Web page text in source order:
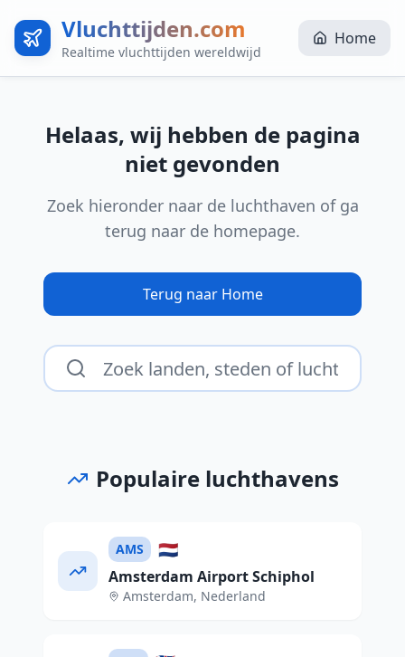
Vluchttijden.com
Realtime vluchttijden wereldwijd
Home
Helaas, wij hebben de pagina
niet gevonden
Zoek hieronder naar de luchthaven of ga
terug naar de homepage.
Terug naar Home
Populaire luchthavens
AMS 🇳🇱
Amsterdam Airport Schiphol
Amsterdam, Nederland